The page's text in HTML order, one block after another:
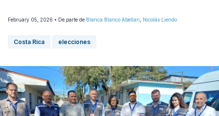
February 05, 2026 • De parte de Blanca Blanco Abellan Nicolás Liendo
Costa Rica elecciones